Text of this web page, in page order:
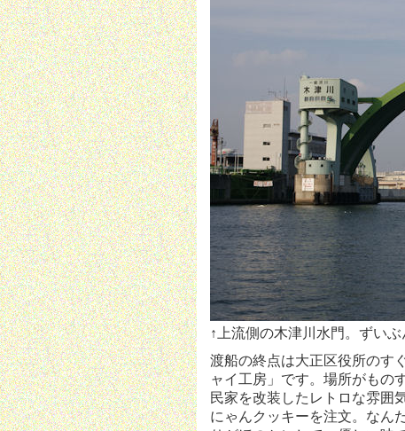
↑上流側の木津川水門。ずい
渡船の終点は大正区役所のす
ャイ工房」です。場所がもの
民家を改装したレトロな雰囲
にゃんクッキーを注文。なん